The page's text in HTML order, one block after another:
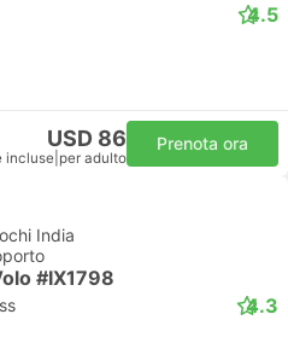
4.5
USD 86
incluse per adulto
Prenota ora
India
#IX1798
4.3